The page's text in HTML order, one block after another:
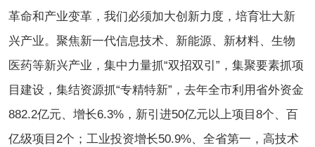
革命和产业变革，我们必须加大创新力度，培育壮大新
兴产业。聚焦新一代信息技术、新能源、新材料、生物
医药等新兴产业，集中力量抓“双招双引”，集聚要素抓项
目建设，集结资源抓“专精特新”，去年全市利用省外资金
882.2亿元、增长6.3%，新引进50亿元以上项目8个、百
亿级项目2个；工业投资增长50.9%、全省第一，高技术